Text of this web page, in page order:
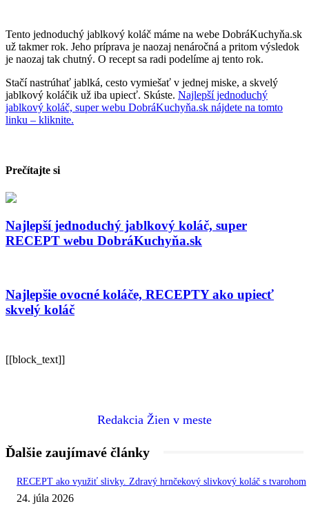
Tento jednoduchý jablkový koláč máme na webe DobráKuchyňa.sk
už takmer rok. Jeho príprava je naozaj nenáročná a pritom výsledok
je naozaj tak chutný. O recept sa radi podelíme aj tento rok.
Stačí nastrúhať jablká, cesto vymiešať v jednej miske, a skvelý
jablkový koláčik už iba upiecť. Skúste. Najlepší jednoduchý
jablkový koláč, super webu DobráKuchyňa.sk nájdete na tomto
linku – kliknite.
Prečítajte si
Najlepší jednoduchý jablkový koláč, super
RECEPT webu DobráKuchyňa.sk
Najlepšie ovocné koláče, RECEPTY ako upiecť
skvelý koláč
[[block_text]]
Redakcia Žien v meste
Ďalšie zaujímavé články
RECEPT ako využiť slivky. Zdravý hrnčekový slivkový koláč s tvarohom
24. júla 2026